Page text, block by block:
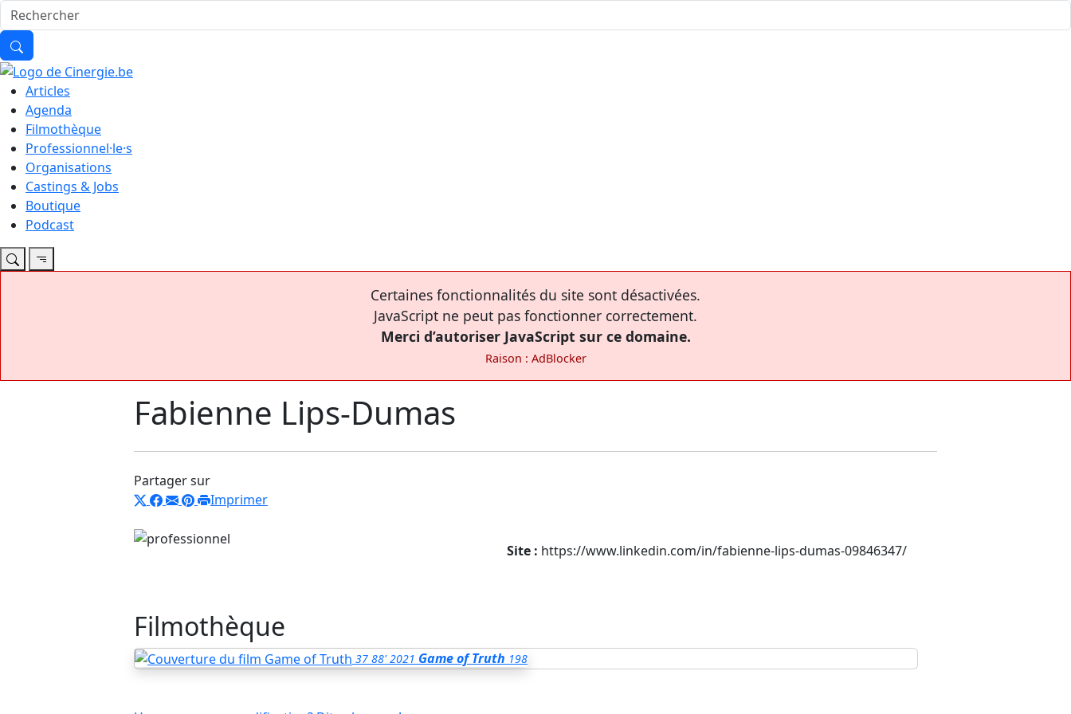
Articles
Agenda
Filmothèque
Professionnel·le·s
Organisations
Castings & Jobs
Boutique
Podcast
Certaines fonctionnalités du site sont désactivées.
JavaScript ne peut pas fonctionner correctement.
Merci d’autoriser JavaScript sur ce domaine.
Raison : AdBlocker
Fabienne Lips-Dumas
Partager sur
Imprimer
Site : https://www.linkedin.com/in/fabienne-lips-dumas-09846347/
Filmothèque
37 88' 2021 Game of Truth 198